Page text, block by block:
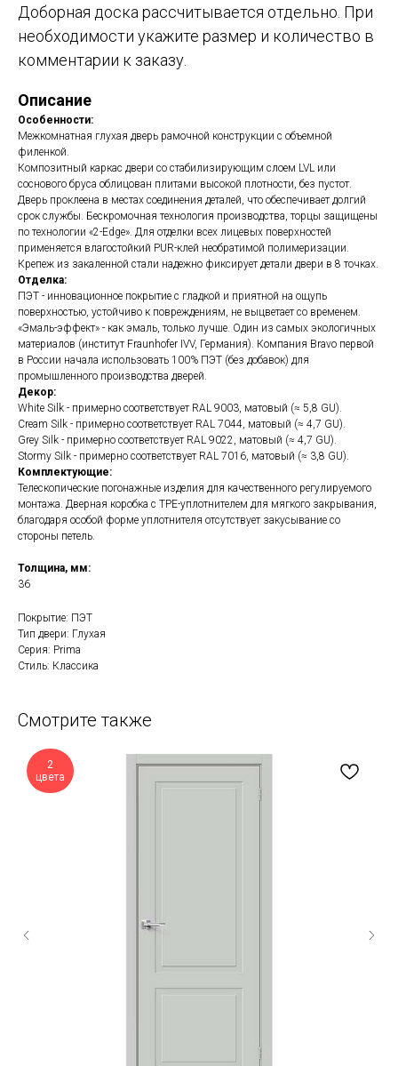
Доборная доска рассчитывается отдельно. При
необходимости укажите размер и количество в
комментарии к заказу.
Описание
Особенности:
Межкомнатная глухая дверь рамочной конструкции с объемной
филенкой.
Композитный каркас двери со стабилизирующим слоем LVL или
соснового бруса облицован плитами высокой плотности, без пустот.
Дверь проклеена в местах соединения деталей, что обеспечивает долгий
срок службы. Бескромочная технология производства, торцы защищены
по технологии «2-Edge». Для отделки всех лицевых поверхностей
применяется влагостойкий PUR-клей необратимой полимеризации.
Крепеж из закаленной стали надежно фиксирует детали двери в 8 точках.
Отделка:
ПЭТ - инновационное покрытие c гладкой и приятной на ощупь
поверхностью, устойчиво к повреждениям, не выцветает со временем.
«Эмаль-эффект» - как эмаль, только лучше. Один из самых экологичных
материалов (институт Fraunhofer IVV, Германия). Компания Bravo первой
в России начала использовать 100% ПЭТ (без добавок) для
промышленного производства дверей.
Декор:
White Silk - примерно соответствует RAL 9003, матовый (≈ 5,8 GU).
Cream Silk - примерно соответствует RAL 7044, матовый (≈ 4,7 GU).
Grey Silk - примерно соответствует RAL 9022, матовый (≈ 4,7 GU).
Stormy Silk - примерно соответствует RAL 7016, матовый (≈ 3,8 GU).
Комплектующие:
Телескопические погонажные изделия для качественного регулируемого
монтажа. Дверная коробка с TPE-уплотнителем для мягкого закрывания,
благодаря особой форме уплотнителя отсутствует закусывание со
стороны петель.
Толщина, мм:
36
Покрытие: ПЭТ
Тип двери: Глухая
Серия: Prima
Стиль: Классика
Смотрите также
2
цвета